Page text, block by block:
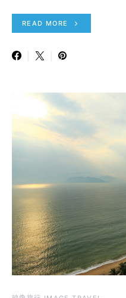
READ MORE